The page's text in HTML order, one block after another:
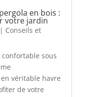
en bois :
votre jardin
Conseils et
sous
véritable havre
de votre